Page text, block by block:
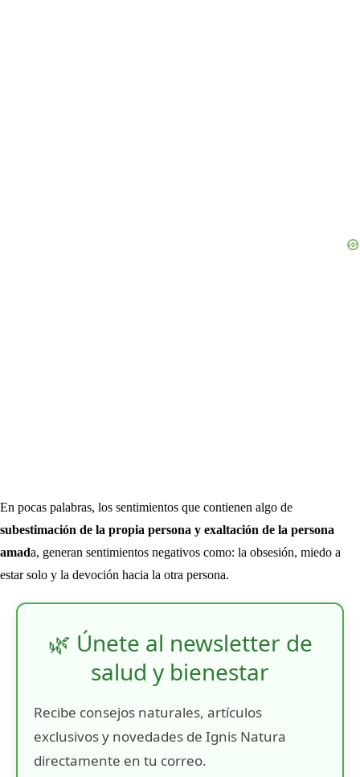
En pocas palabras, los sentimientos que contienen algo de
subestimación de la propia persona y exaltación de la persona
amada, generan sentimientos negativos como: la obsesión, miedo a
estar solo y la devoción hacia la otra persona.
🌿 Únete al newsletter de
salud y bienestar
Recibe consejos naturales, artículos
exclusivos y novedades de Ignis Natura
directamente en tu correo.